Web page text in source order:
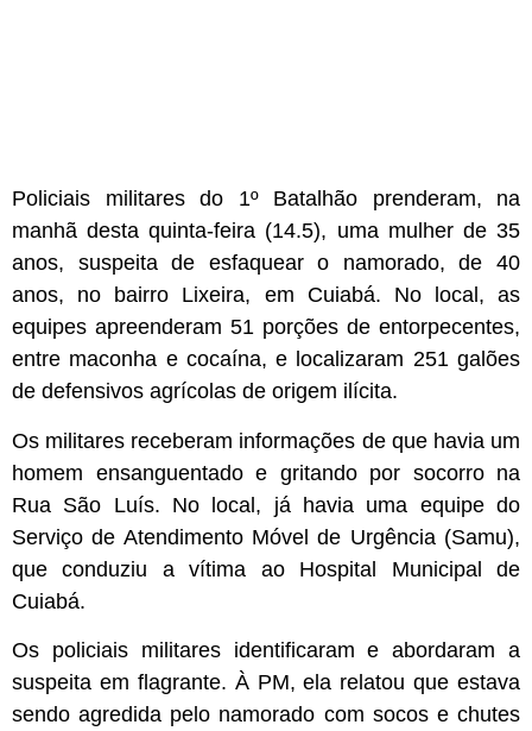
Policiais militares do 1º Batalhão prenderam, na
manhã desta quinta-feira (14.5), uma mulher de 35
anos, suspeita de esfaquear o namorado, de 40
anos, no bairro Lixeira, em Cuiabá. No local, as
equipes apreenderam 51 porções de entorpecentes,
entre maconha e cocaína, e localizaram 251 galões
de defensivos agrícolas de origem ilícita.
Os militares receberam informações de que havia um
homem ensanguentado e gritando por socorro na
Rua São Luís. No local, já havia uma equipe do
Serviço de Atendimento Móvel de Urgência (Samu),
que conduziu a vítima ao Hospital Municipal de
Cuiabá.
Os policiais militares identificaram e abordaram a
suspeita em flagrante. À PM, ela relatou que estava
sendo agredida pelo namorado com socos e chutes